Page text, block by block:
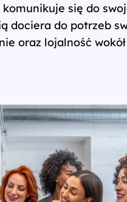
się do
dociera do potrzeb
oraz lojalność